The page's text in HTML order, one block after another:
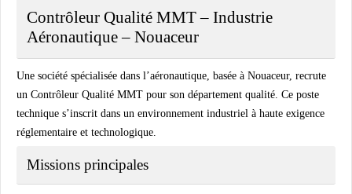
Contrôleur Qualité MMT – Industrie
Aéronautique – Nouaceur
Une société spécialisée dans l’aéronautique, basée à Nouaceur, recrute
un Contrôleur Qualité MMT pour son département qualité. Ce poste
technique s’inscrit dans un environnement industriel à haute exigence
réglementaire et technologique.
Missions principales